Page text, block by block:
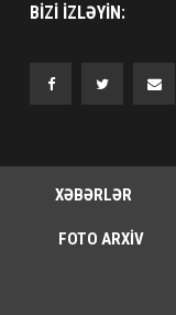
BIZI IZLƏYIN:
XƏBƏRLƏR
FOTO ARXIV